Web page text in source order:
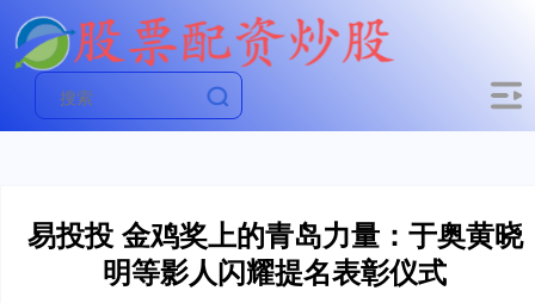
易投投 金鸡奖上的青岛力量：于奥黄晓
明等影人闪耀提名表彰仪式